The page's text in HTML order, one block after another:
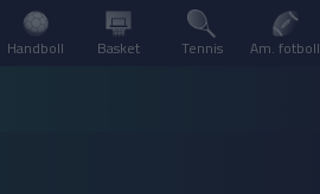
Handboll Basket Tennis Am. fotboll